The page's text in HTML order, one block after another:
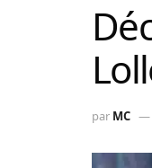
par MC